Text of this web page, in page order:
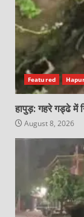
Featured
हापुड़: गहरे गड्ढे में
August 8, 2026